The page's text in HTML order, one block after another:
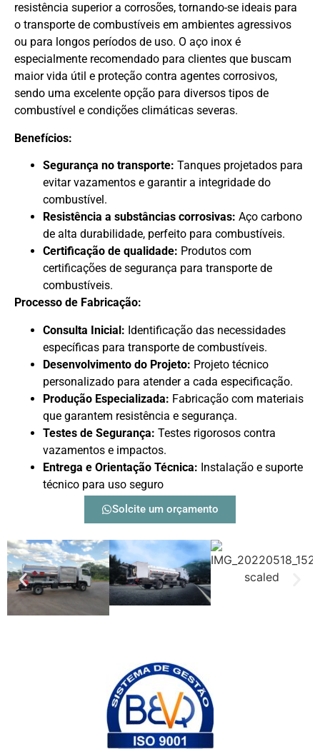
resistência superior a corrosões, tornando-se ideais para
o transporte de combustíveis em ambientes agressivos
ou para longos períodos de uso. O aço inox é
especialmente recomendado para clientes que buscam
maior vida útil e proteção contra agentes corrosivos,
sendo uma excelente opção para diversos tipos de
combustível e condições climáticas severas.
Benefícios:
Segurança no transporte: Tanques projetados para
evitar vazamentos e garantir a integridade do
combustível.
Resistência a substâncias corrosivas: Aço carbono
de alta durabilidade, perfeito para combustíveis.
Certificação de qualidade: Produtos com
certificações de segurança para transporte de
combustíveis.
Processo de Fabricação:
Consulta Inicial: Identificação das necessidades
específicas para transporte de combustíveis.
Desenvolvimento do Projeto: Projeto técnico
personalizado para atender a cada especificação.
Produção Especializada: Fabricação com materiais
que garantem resistência e segurança.
Testes de Segurança: Testes rigorosos contra
vazamentos e impactos.
Entrega e Orientação Técnica: Instalação e suporte
técnico para uso seguro
Solcite um orçamento